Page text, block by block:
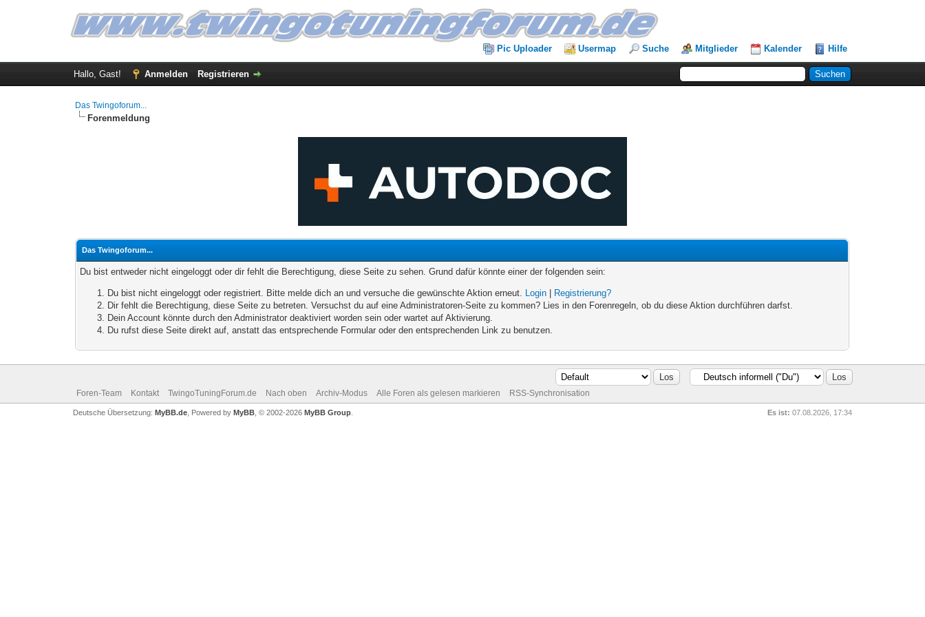
Pic Uploader Usermap Suche Mitglieder Kalender Hilfe
Hallo, Gast! Anmelden Registrieren
Das Twingoforum...
Forenmeldung
Das Twingoforum...
Du bist entweder nicht eingeloggt oder dir fehlt die Berechtigung, diese Seite zu sehen. Grund dafür könnte einer der folgenden sein:
Du bist nicht eingeloggt oder registriert. Bitte melde dich an und versuche die gewünschte Aktion erneut. Login
Registrierung?
Dir fehlt die Berechtigung, diese Seite zu betreten. Versuchst du auf eine Administratoren-Seite zu kommen? Lies in den Forenregeln, ob du diese Aktion durchführen darfst.
Dein Account könnte durch den Administrator deaktiviert worden sein oder wartet auf Aktivierung.
Du rufst diese Seite direkt auf, anstatt das entsprechende Formular oder den entsprechenden Link zu benutzen.
Foren-Team Kontakt TwingoTuningForum.de Nach oben Archiv-Modus Alle Foren als gelesen markieren RSS-Synchronisation
Es ist: 07.08.2026, 17:34
Deutsche Übersetzung: MyBB.de, Powered by MyBB, © 2002-2026 MyBB Group.